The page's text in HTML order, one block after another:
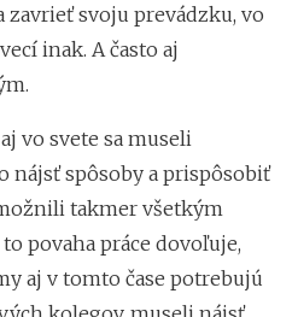
zavrieť svoju prevádzku, vo
inak. A často aj
vo svete sa museli
nájsť spôsoby a prispôsobiť
takmer všetkým
povaha práce dovoľuje,
aj v tomto čase potrebujú